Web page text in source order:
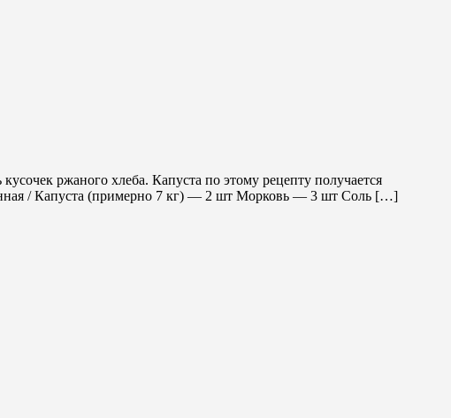
ржаного хлеба. Капуста по этому рецепту получается
/ Капустa (примерно 7 кг) — 2 шт Морковь — 3 шт Соль […]